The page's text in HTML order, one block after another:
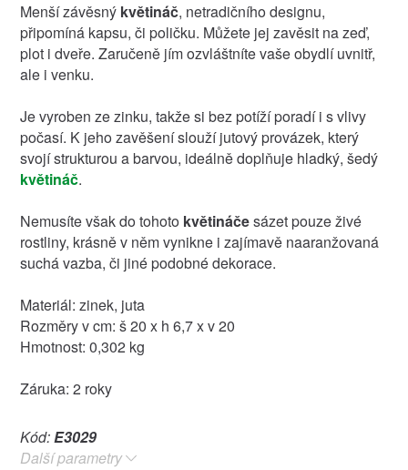
Menší závěsný květináč, netradičního designu,
připomíná kapsu, či poličku. Můžete jej zavěsit na zeď,
plot i dveře. Zaručeně jím ozvláštníte vaše obydlí uvnitř,
ale i venku.
Je vyroben ze zinku, takže si bez potíží poradí i s vlivy
počasí. K jeho zavěšení slouží jutový provázek, který
svojí strukturou a barvou, ideálně doplňuje hladký, šedý
květináč.
Nemusíte však do tohoto květináčesázet pouze živé
rostliny, krásně v něm vynikne i zajímavě naaranžovaná
suchá vazba, či jiné podobné dekorace.
Materiál: zinek, juta
Rozměry v cm: š 20 x h 6,7 x v 20
Hmotnost: 0,302 kg
Záruka: 2 roky
Kód:E3029
Další parametry